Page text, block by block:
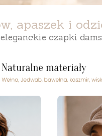
apaszek i
czapki